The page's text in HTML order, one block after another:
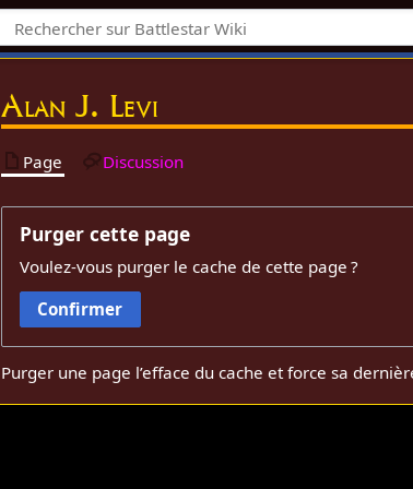
Alan J. Levi
Page Discussion
Purger cette page
Voulez-vous purger le cache de cette page ?
Confirmer
Purger une page l’efface du cache et force sa